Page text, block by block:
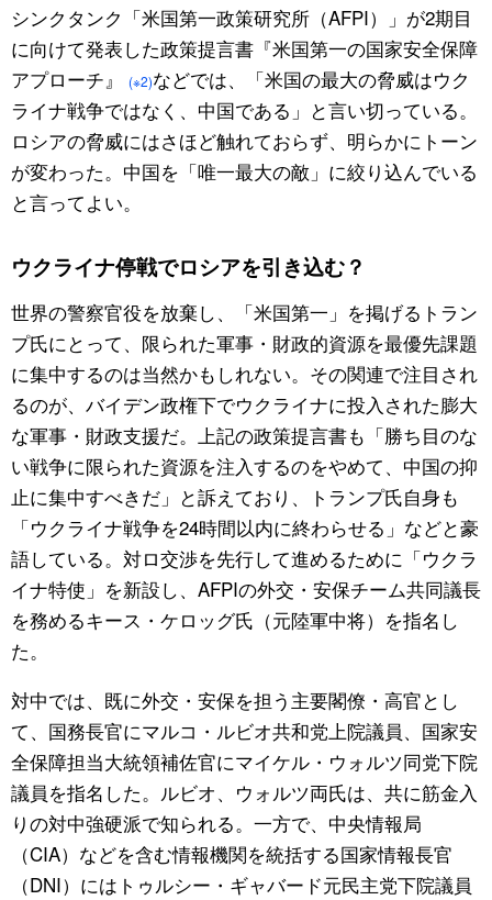
シンクタンク「米国第一政策研究所（AFPI）」が2期目
に向けて発表した政策提言書『米国第一の国家安全保障
アプローチ』
(※2)などでは、「米国の最大の脅威はウク
ライナ戦争ではなく、中国である」と言い切っている。
ロシアの脅威にはさほど触れておらず、明らかにトーン
が変わった。中国を「唯一最大の敵」に絞り込んでいる
と言ってよい。
ウクライナ停戦でロシアを引き込む？
世界の警察官役を放棄し、「米国第一」を掲げるトラン
プ氏にとって、限られた軍事・財政的資源を最優先課題
に集中するのは当然かもしれない。その関連で注目され
るのが、バイデン政権下でウクライナに投入された膨大
な軍事・財政支援だ。上記の政策提言書も「勝ち目のな
い戦争に限られた資源を注入するのをやめて、中国の抑
止に集中すべきだ」と訴えており、トランプ氏自身も
「ウクライナ戦争を24時間以内に終わらせる」などと豪
語している。対ロ交渉を先行して進めるために「ウクラ
イナ特使」を新設し、AFPIの外交・安保チーム共同議長
を務めるキース・ケロッグ氏（元陸軍中将）を指名し
た。
対中では、既に外交・安保を担う主要閣僚・高官とし
て、国務長官にマルコ・ルビオ共和党上院議員、国家安
全保障担当大統領補佐官にマイケル・ウォルツ同党下院
議員を指名した。ルビオ、ウォルツ両氏は、共に筋金入
りの対中強硬派で知られる。一方で、中央情報局
（CIA）などを含む情報機関を統括する国家情報長官
（DNI）にはトゥルシー・ギャバード元民主党下院議員